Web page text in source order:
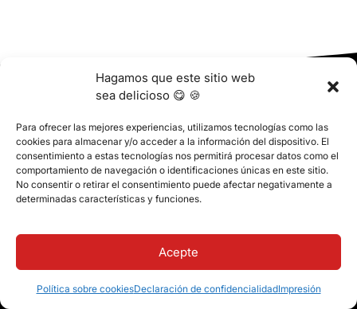
Hagamos que este sitio web
sea delicioso 😋 🍪
Para ofrecer las mejores experiencias, utilizamos tecnologías como las
cookies para almacenar y/o acceder a la información del dispositivo. El
consentimiento a estas tecnologías nos permitirá procesar datos como el
comportamiento de navegación o identificaciones únicas en este sitio.
No consentir o retirar el consentimiento puede afectar negativamente a
determinadas características y funciones.
Acepte
Política sobre cookiesDeclaración de confidencialidadImpresión
¿Listo para empezar con
Classter?
Sabemos que la implantación y la migración de datos a un nuevo
sistema pueden ser tareas complejas. Nuestro equipo de
interrupción de sus operaciones diarias.